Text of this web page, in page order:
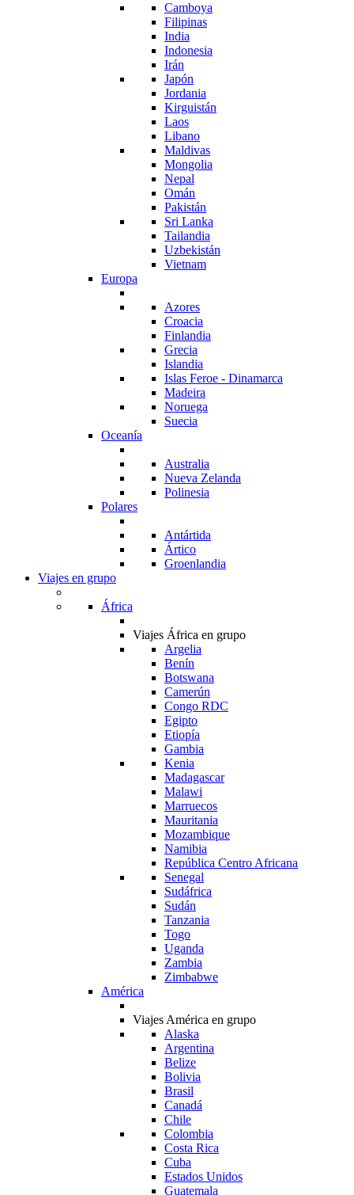
Camboya
Filipinas
India
Indonesia
Irán
Japón
Jordania
Kirguistán
Laos
Libano
Maldivas
Mongolia
Nepal
Omán
Pakistán
Sri Lanka
Tailandia
Uzbekistán
Vietnam
Europa
Azores
Croacia
Finlandia
Grecia
Islandia
Islas Feroe - Dinamarca
Madeira
Noruega
Suecia
Oceanía
Australia
Nueva Zelanda
Polinesia
Polares
Antártida
Ártico
Groenlandia
Viajes en grupo
África
Viajes África en grupo
Argelia
Benín
Botswana
Camerún
Congo RDC
Egipto
Etiopía
Gambia
Kenia
Madagascar
Malawi
Marruecos
Mauritania
Mozambique
Namibia
República Centro Africana
Senegal
Sudáfrica
Sudán
Tanzania
Togo
Uganda
Zambia
Zimbabwe
América
Viajes América en grupo
Alaska
Argentina
Belize
Bolivia
Brasil
Canadá
Chile
Colombia
Costa Rica
Cuba
Estados Unidos
Guatemala